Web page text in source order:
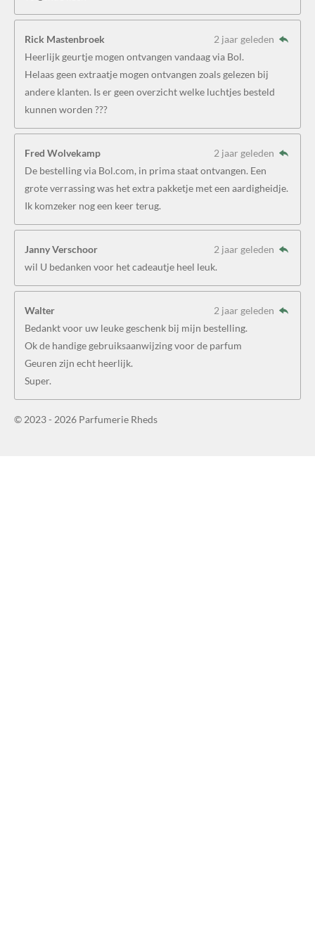
Rick Mastenbroek
2 jaar geleden
Heerlijk geurtje mogen ontvangen vandaag via Bol.
Helaas geen extraatje mogen ontvangen zoals gelezen bij
andere klanten. Is er geen overzicht welke luchtjes besteld
kunnen worden ???
Fred Wolvekamp
2 jaar geleden
De bestelling via Bol.com, in prima staat ontvangen. Een
grote verrassing was het extra pakketje met een aardigheidje.
Ik komzeker nog een keer terug.
Janny Verschoor
2 jaar geleden
wil U bedanken voor het cadeautje heel leuk.
Walter
2 jaar geleden
Bedankt voor uw leuke geschenk bij mijn bestelling.
Ok de handige gebruiksaanwijzing voor de parfum
Geuren zijn echt heerlijk.
Super.
© 2023 - 2026 Parfumerie Rheds